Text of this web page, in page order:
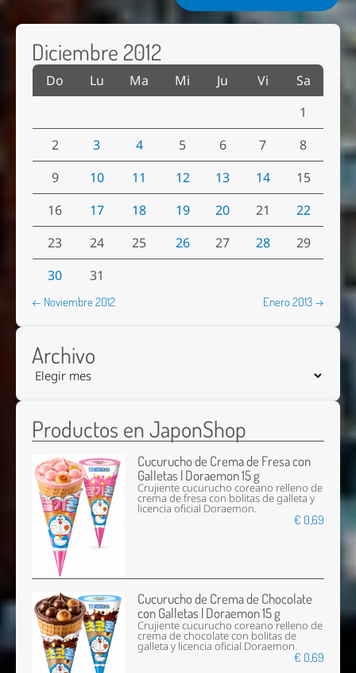
Diciembre 2012
Do Lu Ma Mi Ju Vi
Sa
1
2
3 4 5 6 7
8
9
10 11 12 13 14
15
16
17 18 19 20 21
22
23
24 25 26 27 28
29
30
31
← Noviembre 2012 Enero 2013 →
Archivo
Productos en JaponShop
Cucurucho de Crema de Fresa con
Galletas | Doraemon 15 g
Crujiente cucurucho coreano relleno de
crema de fresa con bolitas de galleta y
licencia oficial Doraemon.
€ 0,69
Cucurucho de Crema de Chocolate
con Galletas | Doraemon 15 g
Crujiente cucurucho coreano relleno de
crema de chocolate con bolitas de
galleta y licencia oficial Doraemon.
€ 0,69